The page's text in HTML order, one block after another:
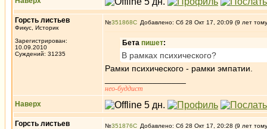
Горсть листьев
Фикус, Историк
Зарегистрирован:
10.09.2010
Суждений: 31235
№351868 Добавлено: Сб 28 Окт 17, 20:09 (9 лет
Бета пишет:
В рамках психического?
Рамки психического - рамки эмпатии.
нео-буддист
Наверх
Горсть листьев №351876 Добавлено: Сб 28 Окт 17, 20:28 (9 лет